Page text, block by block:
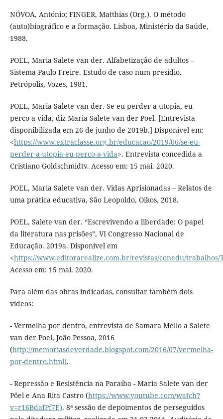
NÓVOA, António; FINGER, Matthias (Org.). O método
(auto)biográfico e a formação. Lisboa, Ministério da Saúde,
1988.
POEL, Maria Salete van der. Alfabetização de adultos –
Sistema Paulo Freire. Estudo de caso num presídio.
Petrópolis, Vozes, 1981.
POEL, Maria Salete van der. Se eu perder a utopia, eu
perco a vida, diz Maria Salete van der Poel. [Entrevista
disponibilizada em 26 de junho de 2019b.] Disponível em:
<https://www.extraclasse.org.br/educacao/2019/06/se-eu-
perder-a-utopia-eu-perco-a-vida>. Entrevista concedida a
Cristiano Goldschmidtv. Acesso em: 15 mai. 2020.
POEL, Maria Salete van der. Vidas Aprisionadas – Relatos de
uma prática educativa, São Leopoldo, Oikos, 2018.
POEL, Salete van der. “Escrevivendo a liberdade: O papel
da literatura nas prisões”, VI Congresso Nacional de
Educação. 2019a. Disponível em
<https://www.editorarealize.com.br/revistas/conedu/trabalhos/
Acesso em: 15 mai. 2020.
Para além das obras indicadas, consultar também dois
vídeos:
- Vermelha por dentro, entrevista de Samara Mello a Salete
van der Poel, João Pessoa, 2016
(http://memoriasdeverdade.blogspot.com/2016/07/vermelha-
por-dentro.html).
- Repressão e Resistência na Paraíba - Maria Salete van der
Pöel e Ana Rita Castro (https://www.youtube.com/watch?
v=r16BdafPf7E). 8ª sessão de depoimentos de perseguidos